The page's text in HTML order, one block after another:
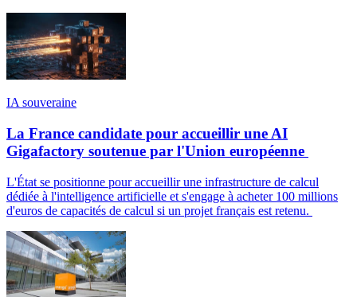
IA souveraine
La France candidate pour accueillir une AI
Gigafactory soutenue par l'Union européenne
L'État se positionne pour accueillir une infrastructure de calcul
dédiée à l'intelligence artificielle et s'engage à acheter 100 millions
d'euros de capacités de calcul si un projet français est retenu.